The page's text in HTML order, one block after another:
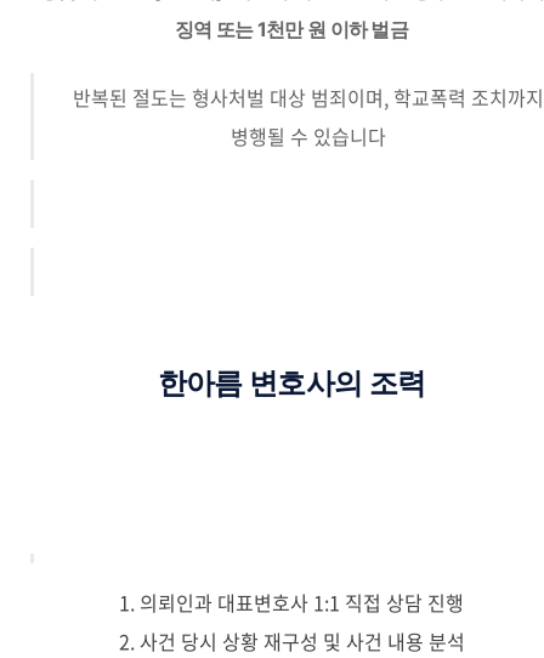
징역 또는 1천만 원 이하 벌금
반복된 절도는 형사처벌 대상 범죄이며, 학교폭력 조치까지
병행될 수 있습니다
한아름 변호사의 조력
1. 의뢰인과 대표변호사 1:1 직접 상담 진행
2. 사건 당시 상황 재구성 및 사건 내용 분석